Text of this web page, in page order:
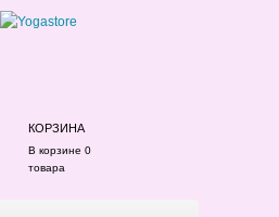
КОРЗИНА
В корзине 0
товара